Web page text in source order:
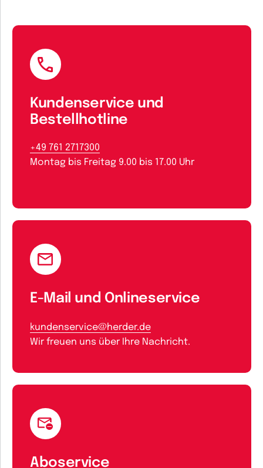
Kundenservice und
Bestellhotline
+49 761 2717300
Montag bis Freitag 9.00 bis 17.00 Uhr
E-Mail und Onlineservice
kundenservice@herder.de
Wir freuen uns über Ihre Nachricht.
Aboservice